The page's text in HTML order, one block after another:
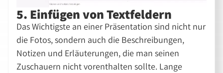
5. Einfügen von Textfeldern
Das Wichtigste an einer Präsentation sind nicht nur
die Fotos, sondern auch die Beschreibungen,
Notizen und Erläuterungen, die man seinen
Zuschauern nicht vorenthalten sollte. Lange